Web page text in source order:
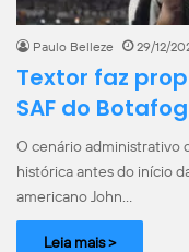
Paulo Belleze 29/12/
Textor faz
SAF do
O cenário administrativo
histórica antes do início
americano John…
Leia mais >